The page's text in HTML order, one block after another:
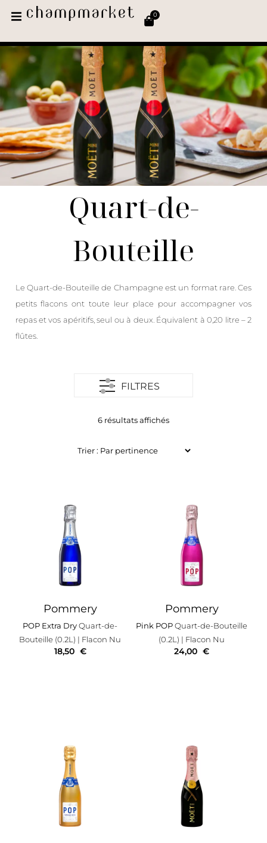
0
Quart-de-
Bouteille
Le Quart-de-Bouteille de Champagne est un format rare. Ces
petits flacons ont toute leur place pour accompagner vos
repas et vos apéritifs, seul ou à deux. Équivalent à 0,20 litre – 2
flûtes.
FILTRES
6 résultats affichés
Pommery
POP Extra DryQuart-de-
Bouteille (0.2L) | Flacon Nu
18,50 €
Pommery
Pink POPQuart-de-Bouteille
(0.2L) | Flacon Nu
24,00 €